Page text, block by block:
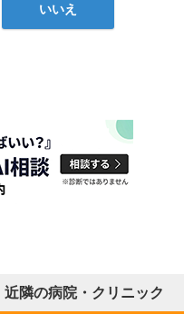
いいえ
近隣の病院・クリニック